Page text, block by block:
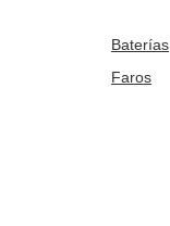
Baterías
Faros